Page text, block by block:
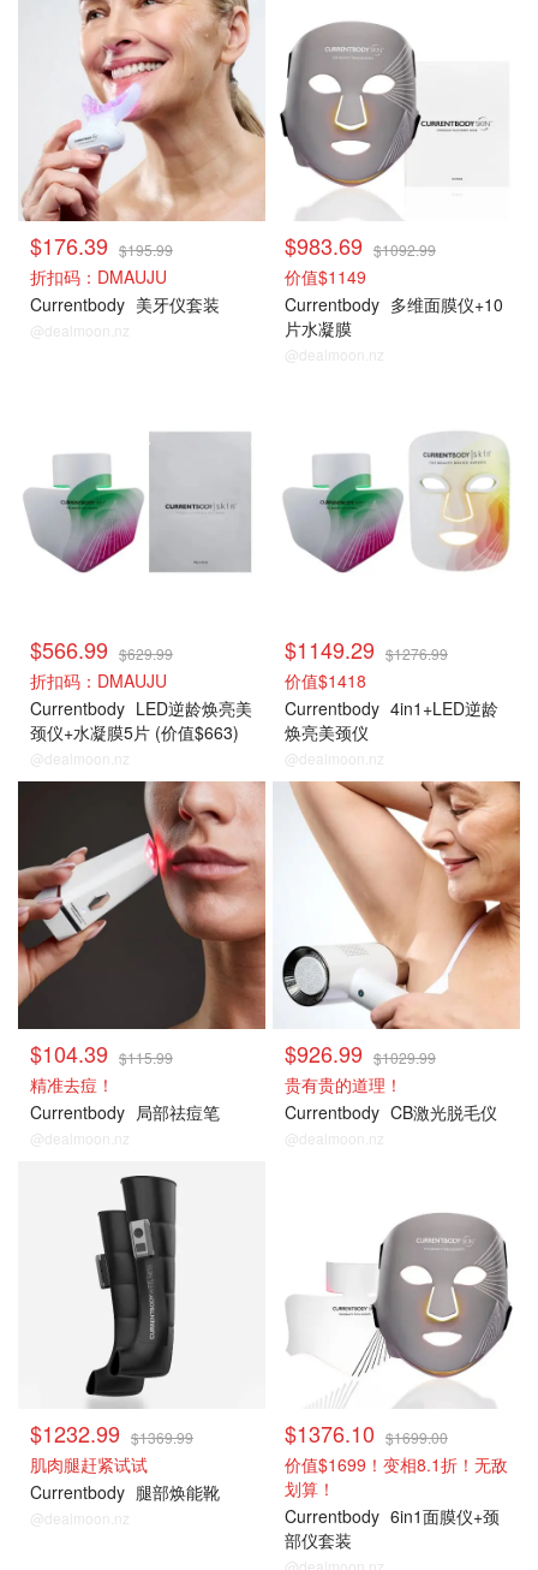
$176.39 $195.99
折扣码：DMAUJU
Currentbody 美牙仪套装
@dealmoon.nz
$983.69 $1092.99
价值$1149
Currentbody 多维面膜仪+10
片水凝膜
@dealmoon.nz
$566.99 $629.99
折扣码：DMAUJU
Currentbody LED逆龄焕亮美
颈仪+水凝膜5片 (价值$663)
@dealmoon.nz
$1149.29 $1276.99
价值$1418
Currentbody 4in1+LED逆龄
焕亮美颈仪
@dealmoon.nz
$104.39 $115.99
精准去痘！
Currentbody 局部祛痘笔
@dealmoon.nz
$926.99 $1029.99
贵有贵的道理！
Currentbody CB激光脱毛仪
@dealmoon.nz
$1232.99 $1369.99
肌肉腿赶紧试试
Currentbody 腿部焕能靴
@dealmoon.nz
$1376.10 $1699.00
价值$1699！变相8.1折！无敌
划算！
Currentbody 6in1面膜仪+颈
部仪套装
@dealmoon.nz